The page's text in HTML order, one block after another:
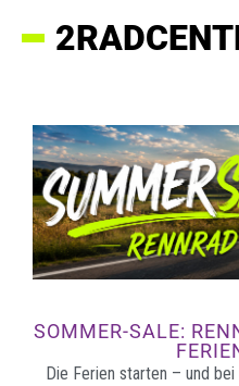
SOMMER-SALE:
Die Ferien starten – und